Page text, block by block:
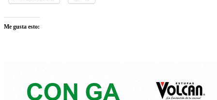
Me gusta esto: